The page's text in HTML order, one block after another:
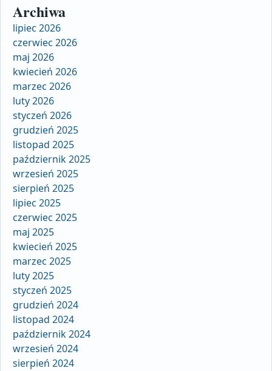
Archiwa
lipiec 2026
czerwiec 2026
maj 2026
kwiecień 2026
marzec 2026
luty 2026
styczeń 2026
grudzień 2025
listopad 2025
październik 2025
wrzesień 2025
sierpień 2025
lipiec 2025
czerwiec 2025
maj 2025
kwiecień 2025
marzec 2025
luty 2025
styczeń 2025
grudzień 2024
listopad 2024
październik 2024
wrzesień 2024
sierpień 2024